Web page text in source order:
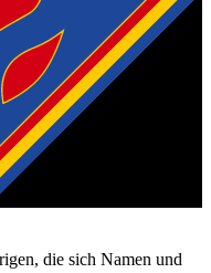
die sich Namen und